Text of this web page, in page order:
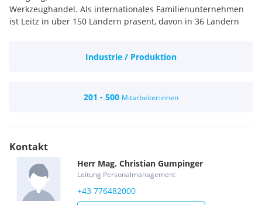
Werkzeughandel. Als internationales Familienunternehmen
ist Leitz in über 150 Ländern präsent, davon in 36 Ländern
Industrie / Produktion
201 - 500 Mitarbeiter:innen
Kontakt
Herr Mag. Christian Gumpinger
Leitung Personalmanagement
+43 776482000